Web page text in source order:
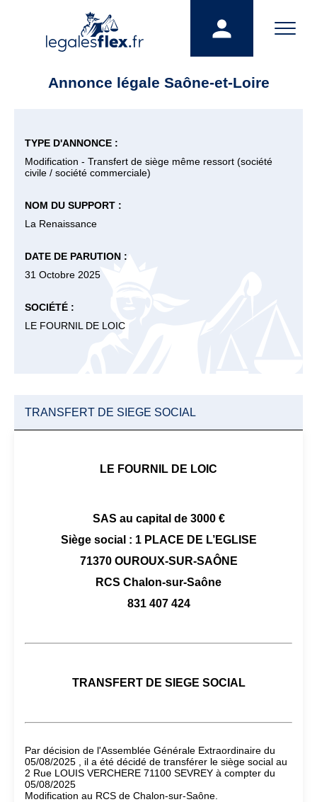
Annonce légale Saône-et-Loire
TYPE D'ANNONCE :
Modification - Transfert de siège même ressort (société
civile / société commerciale)
NOM DU SUPPORT :
La Renaissance
DATE DE PARUTION :
31 Octobre 2025
SOCIÉTÉ :
LE FOURNIL DE LOIC
TRANSFERT DE SIEGE SOCIAL
LE FOURNIL DE LOIC
SAS au capital de 3000 €
Siège social : 1 PLACE DE L’EGLISE
71370 OUROUX-SUR-SAÔNE
RCS Chalon-sur-Saône
831 407 424
TRANSFERT DE SIEGE SOCIAL
Par décision de l'Assemblée Générale Extraordinaire du
05/08/2025 , il a été décidé de transférer le siège social au
2 Rue LOUIS VERCHERE 71100 SEVREY à compter du
05/08/2025
Modification au RCS de Chalon-sur-Saône.